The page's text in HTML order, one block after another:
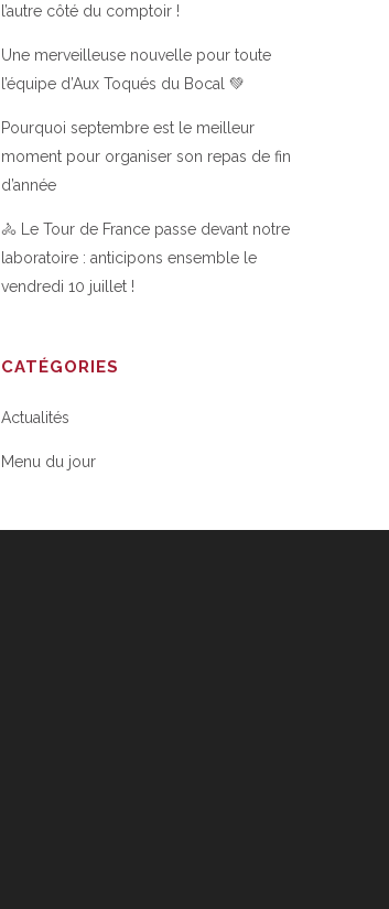
l’autre côté du comptoir !
Une merveilleuse nouvelle pour toute
l’équipe d’Aux Toqués du Bocal 💚
Pourquoi septembre est le meilleur
moment pour organiser son repas de fin
d’année
🚴 Le Tour de France passe devant notre
laboratoire : anticipons ensemble le
vendredi 10 juillet !
CATÉGORIES
Actualités
Menu du jour